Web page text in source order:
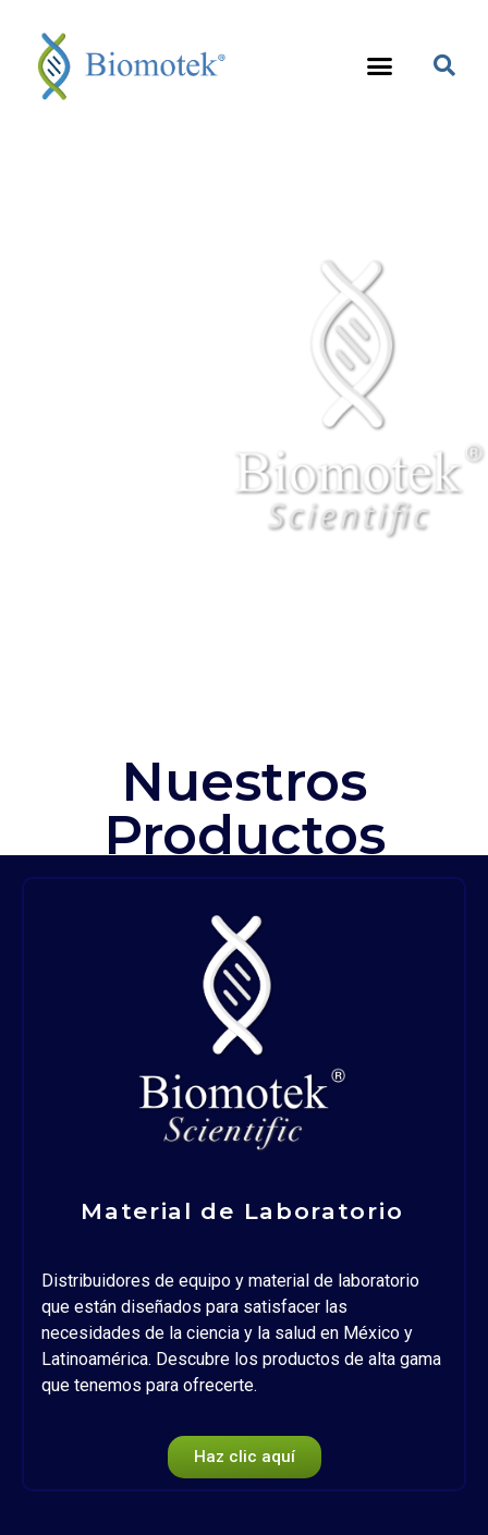
Nuestros
Productos
Material de Laboratorio
Distribuidores de equipo y material de laboratorio
que están diseñados para satisfacer las
necesidades de la ciencia y la salud en México y
Latinoamérica. Descubre los productos de alta gama
que tenemos para ofrecerte.
Haz clic aquí